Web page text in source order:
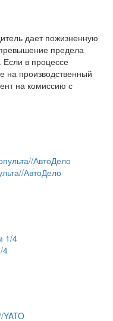
дает пожизненную
предела
Если в процессе
на производственный
на комиссию с
АвтоДело
4